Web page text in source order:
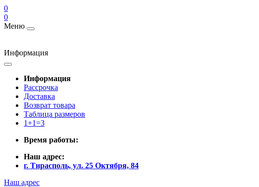
0
0
Меню
Информация
Информация
Рассрочка
Доставка
Возврат товара
Таблица размеров
1+1=3
Время работы:
Наш адрес:
г. Тирасполь, ул. 25 Октября, 84
Наш адрес